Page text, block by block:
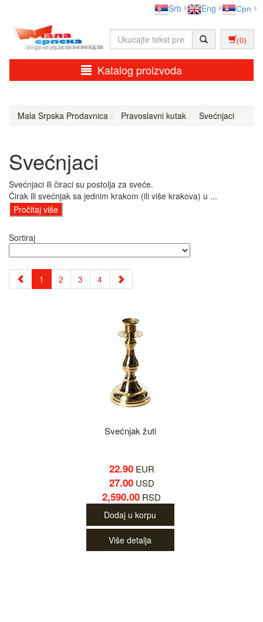
Srb Eng Срп
(0)
Katalog proizvoda
Mala Srpska Prodavnica Pravoslavni kutak Svećnjaci
Svećnjaci
Svećnjaci ili čiraci su postolja za sveće.
Čirak ili svećnjak sa jednim krakom (ili više krakova) u ...
Pročitaj više
Sortiraj
1 2 3 4
Svećnjak žuti
22.90EUR
27.00USD
2,590.00 RSD
Dodaj u korpu
Više detalja